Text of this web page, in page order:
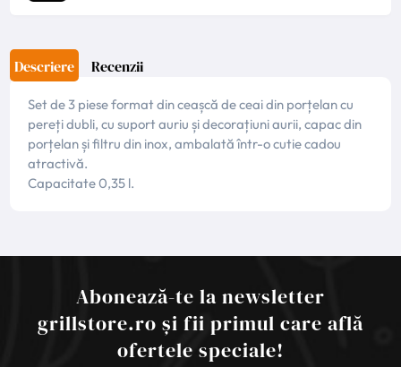
Descriere Recenzii
Set de 3 piese format din ceașcă de ceai din porțelan cu
pereți dubli, cu suport auriu și decorațiuni aurii, capac din
porțelan și filtru din inox, ambalată într-o cutie cadou
atractivă.
Capacitate 0,35 l.
Abonează-te la newsletter
grillstore.ro și fii primul care află
ofertele speciale!